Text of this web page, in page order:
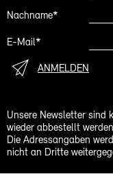
Nachname*
E-Mail*
ANMELDEN
Unsere Newsletter sind
wieder abbestellt
Die Adressangaben
nicht an Dritte